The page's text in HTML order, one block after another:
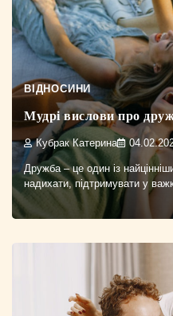
ВІДНОСИНИ
Мудрі вислови про
Кубрак Катерина
Дружба – це один із
надихати, підтримувати у